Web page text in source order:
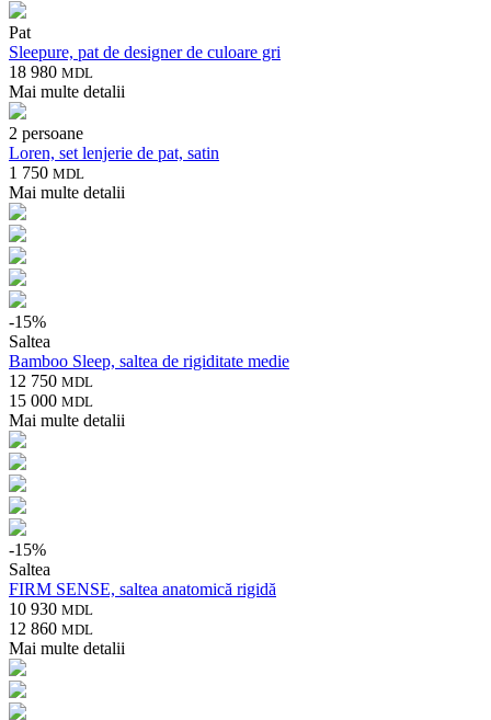
Pat
Sleepure, pat de designer de culoare gri
18 980 MDL
Mai multe detalii
2 persoane
Loren, set lenjerie de pat, satin
1 750 MDL
Mai multe detalii
-15%
Saltea
Bamboo Sleep, saltea de rigiditate medie
12 750 MDL
15 000 MDL
Mai multe detalii
-15%
Saltea
FIRM SENSE, saltea anatomică rigidă
10 930 MDL
12 860 MDL
Mai multe detalii